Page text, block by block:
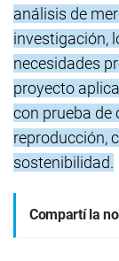
análisis de
investigación,
necesidades
proyecto
con prueba de
reproducción,
sostenibilidad.
Compartí la